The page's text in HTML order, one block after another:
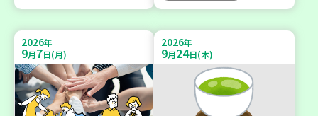
2026年
9月7日(月)
2026年
9月24日(木)